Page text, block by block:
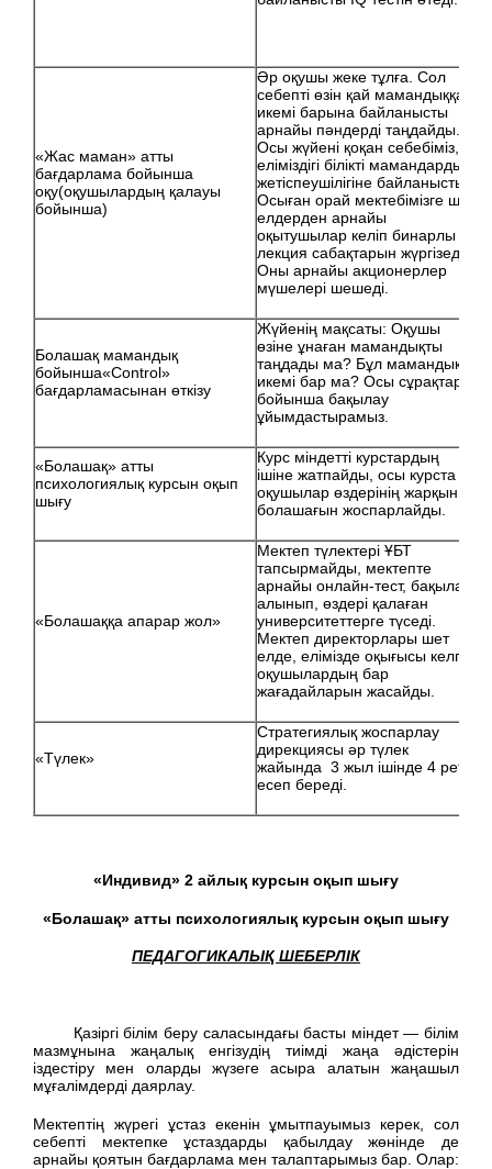
«Жас маман» атты
бағдарлама бойынша
оқу(оқушылардың қалауы
бойынша)
Әр оқушы жеке тұлға. Сол
себепті өзін қай мамандыққа
икемі барына байланысты
арнайы пәндерді таңдайды.
Осы жүйені қоқан себебіміз,
еліміздігі білікті мамандардың
жетіспеушілігіне байланысты.
Осыған орай мектебімізге шет
елдерден арнайы
оқытушылар келіп бинарлы
лекция сабақтарын жүргізеді.
Оны арнайы акционерлер
мүшелері шешеді.
Болашақ мамандық
бойынша«Сontrol»
бағдарламасынан өткізу
Жүйенің мақсаты: Оқушы
өзіне ұнаған мамандықты
таңдады ма? Бұл мамандыққа
икемі бар ма? Осы сұрақтар
бойынша бақылау
ұйымдастырамыз.
«Болашақ» атты
психологиялық курсын оқып
шығу
Курс міндетті курстардың
ішіне жатпайды, осы курста
оқушылар өздерінің жарқын
болашағын жоспарлайды.
«Болашаққа апарар жол»
Мектеп түлектері ҰБТ
тапсырмайды, мектепте
арнайы онлайн-тест, бақылау
алынып, өздері қалаған
университеттерге түседі.
Мектеп директорлары шет
елде, елімізде оқығысы келген
оқушылардың бар
жағадайларын жасайды.
«Түлек»
Стратегиялық жоспарлау
дирекциясы әр түлек
жайында 3 жыл ішінде 4 рет
есеп береді.
«Индивид» 2 айлық курсын оқып шығу
«Болашақ» атты психологиялық курсын оқып шығу
ПЕДАГОГИКАЛЫҚ ШЕБЕРЛІК
Қазіргі білім беру саласындағы басты міндет — білім
мазмұнына жаңалық енгізудің тиімді жаңа әдістерін
іздестіру мен оларды жүзеге асыра алатын жаңашыл
мұғалімдерді даярлау.
Мектептің жүрегі ұстаз екенін ұмытпауымыз керек, сол
себепті мектепке ұстаздарды қабылдау жөнінде де
арнайы қоятын бағдарлама мен талаптарымыз бар. Олар: